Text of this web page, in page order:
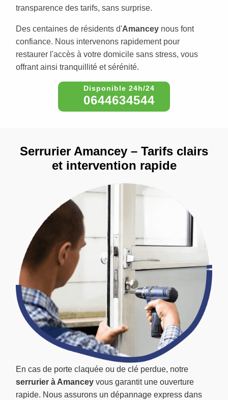
transparence des tarifs, sans surprise.
Des centaines de résidents d'Amancey nous font
confiance. Nous intervenons rapidement pour
restaurer l'accès à votre domicile sans stress, vous
offrant ainsi tranquillité et sérénité.
0644634544
En cas de porte claquée ou de clé perdue, notre
serrurier à Amancey vous garantit une ouverture
rapide. Nous assurons un dépannage express dans
Serrurier Amancey – Tarifs clairs
et intervention rapide